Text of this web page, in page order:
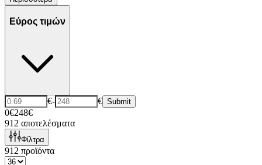
Εύρος τιμών
€- € Submit
0€248€
912 αποτελέσματα
Φίλτρα
912 προϊόντα